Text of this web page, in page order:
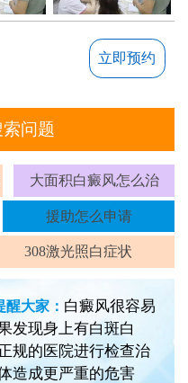
立即预约
问题
大面积白癜风怎么治
援助怎么申请
308激光照白症状
大家： 白癜风很容易
发现身上有白斑白
规的医院进行检查治
造成更严重的危害